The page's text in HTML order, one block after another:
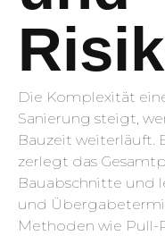
Die Komplexität
Sanierung steigt,
Bauzeit weiterläuft.
zerlegt das
Bauabschnitte und
und
Methoden wie Pull-